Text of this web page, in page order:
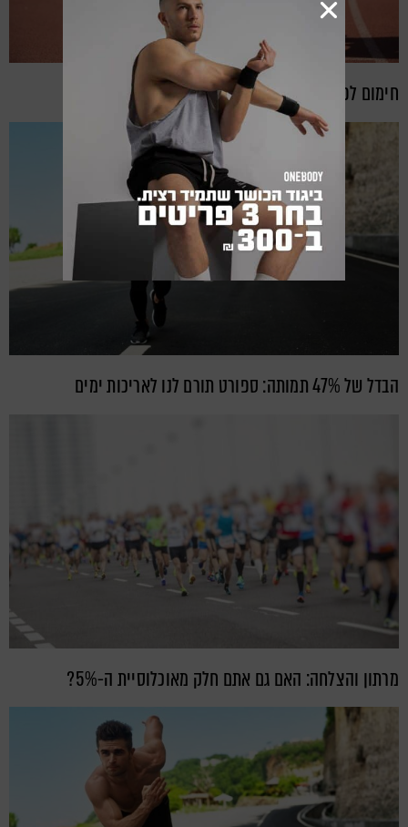
חימום לפני ריצה: כל האמת שלא רצית לשמוע
הבדל של 47% תמותה: ספורט תורם לנו לאריכות ימים
מרתון והצלחה: האם גם אתם חלק מאוכלוסיית ה-5%?